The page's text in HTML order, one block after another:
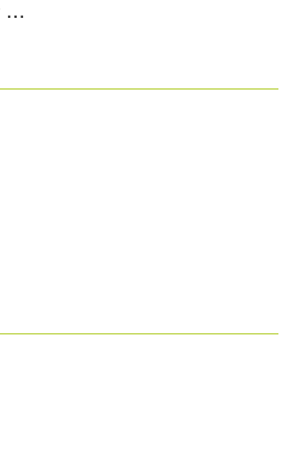
…